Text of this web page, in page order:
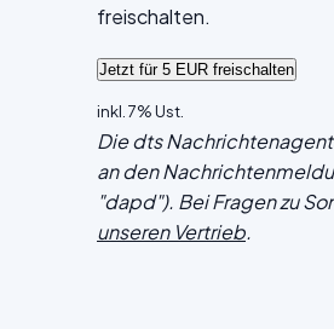
freischalten.
inkl. 7% Ust.
Die dts
an den
"dapd"). Bei Fragen zu
unseren Vertrieb.